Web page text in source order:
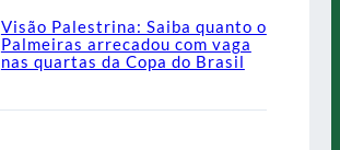
Visão Palestrina: Saiba quanto o
Palmeiras arrecadou com vaga
nas quartas da Copa do Brasil